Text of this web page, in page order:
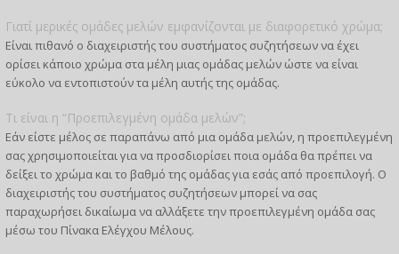
Γιατί μερικές ομάδες μελών εμφανίζονται με διαφορετικό χρώμα;
Είναι πιθανό ο διαχειριστής του συστήματος συζητήσεων να έχει
ορίσει κάποιο χρώμα στα μέλη μιας ομάδας μελών ώστε να είναι
εύκολο να εντοπιστούν τα μέλη αυτής της ομάδας.
Τι είναι η “Προεπιλεγμένη ομάδα μελών”;
Εάν είστε μέλος σε παραπάνω από μια ομάδα μελών, η προεπιλεγμένη
σας χρησιμοποιείται για να προσδιορίσει ποια ομάδα θα πρέπει να
δείξει το χρώμα και το βαθμό της ομάδας για εσάς από προεπιλογή. Ο
διαχειριστής του συστήματος συζητήσεων μπορεί να σας
παραχωρήσει δικαίωμα να αλλάξετε την προεπιλεγμένη ομάδα σας
μέσω του Πίνακα Ελέγχου Μέλους.